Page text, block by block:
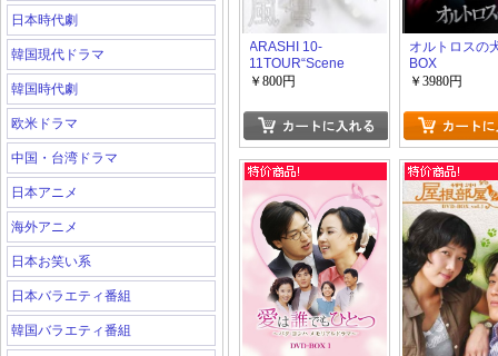
日本時代劇
韓国現代ドラマ
韓国時代劇
欧米ドラマ
中国・台湾ドラマ
日本アニメ
海外アニメ
日本お笑い系
日本バラエティ番組
韓国バラエティ番組
ARASHI 10-
11TOUR“Scene
￥800円
オルトロスの
BOX
￥3980円